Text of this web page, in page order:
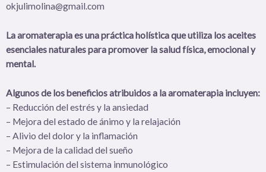
okjulimolina@gmail.com
La aromaterapia es una práctica holística que utiliza los aceites
esenciales naturales para promover la salud física, emocional y
mental.
Algunos de los beneficios atribuidos a la aromaterapia incluyen:
– Reducción del estrés y la ansiedad
– Mejora del estado de ánimo y la relajación
– Alivio del dolor y la inflamación
– Mejora de la calidad del sueño
– Estimulación del sistema inmunológico